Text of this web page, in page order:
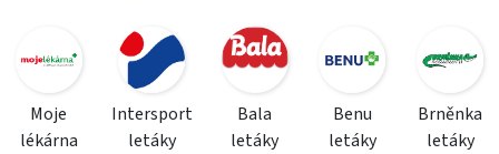
Moje
lékárna
Intersport
letáky
Bala
letáky
Benu
letáky
Brněnka
letáky